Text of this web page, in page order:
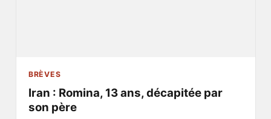
BRÈVES
Iran : Romina, 13 ans, décapitée par
son père